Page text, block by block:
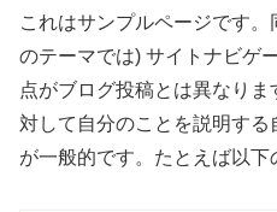
これはサンプルページです。
のテーマでは) サイトナビゲ
点がブログ投稿とは異なり
対して自分のことを説明す
が一般的です。たとえば以下